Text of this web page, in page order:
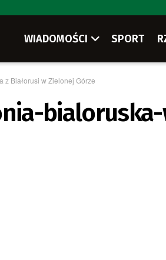
WIADOMOŚCI SPORT
z Białorusi w Zielonej Górze